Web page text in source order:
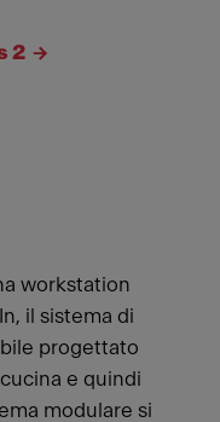
2
workstation
il sistema di
progettato
e quindi
modulare si